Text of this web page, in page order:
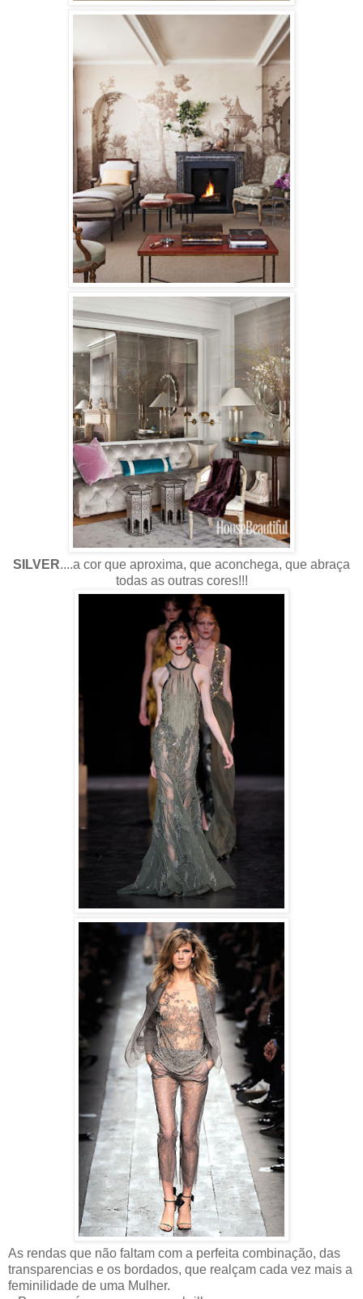
SILVER....a cor que aproxima, que aconchega, que abraça
todas as outras cores!!!
As rendas que não faltam com a perfeita combinação, das
transparencias e os bordados, que realçam cada vez mais a
feminilidade de uma Mulher.